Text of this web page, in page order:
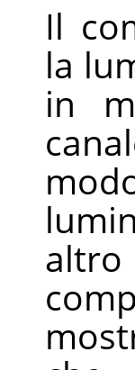
Il
la
in